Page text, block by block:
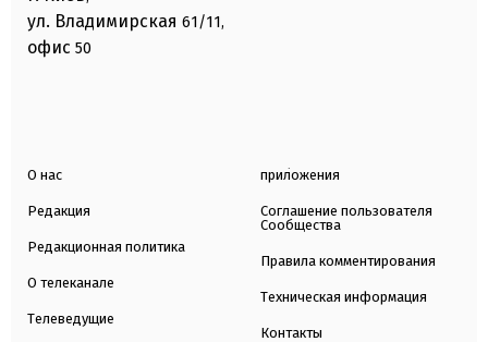
ул. Владимирская 61/11,
офис 50
О нас
Редакция
Редакционная политика
О телеканале
Телеведущие
приложения
Соглашение пользователя
Сообщества
Правила комментирования
Техническая информация
Контакты